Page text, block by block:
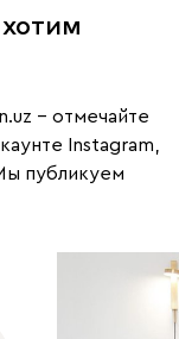
– отмечайте
Instagram,
публикуем